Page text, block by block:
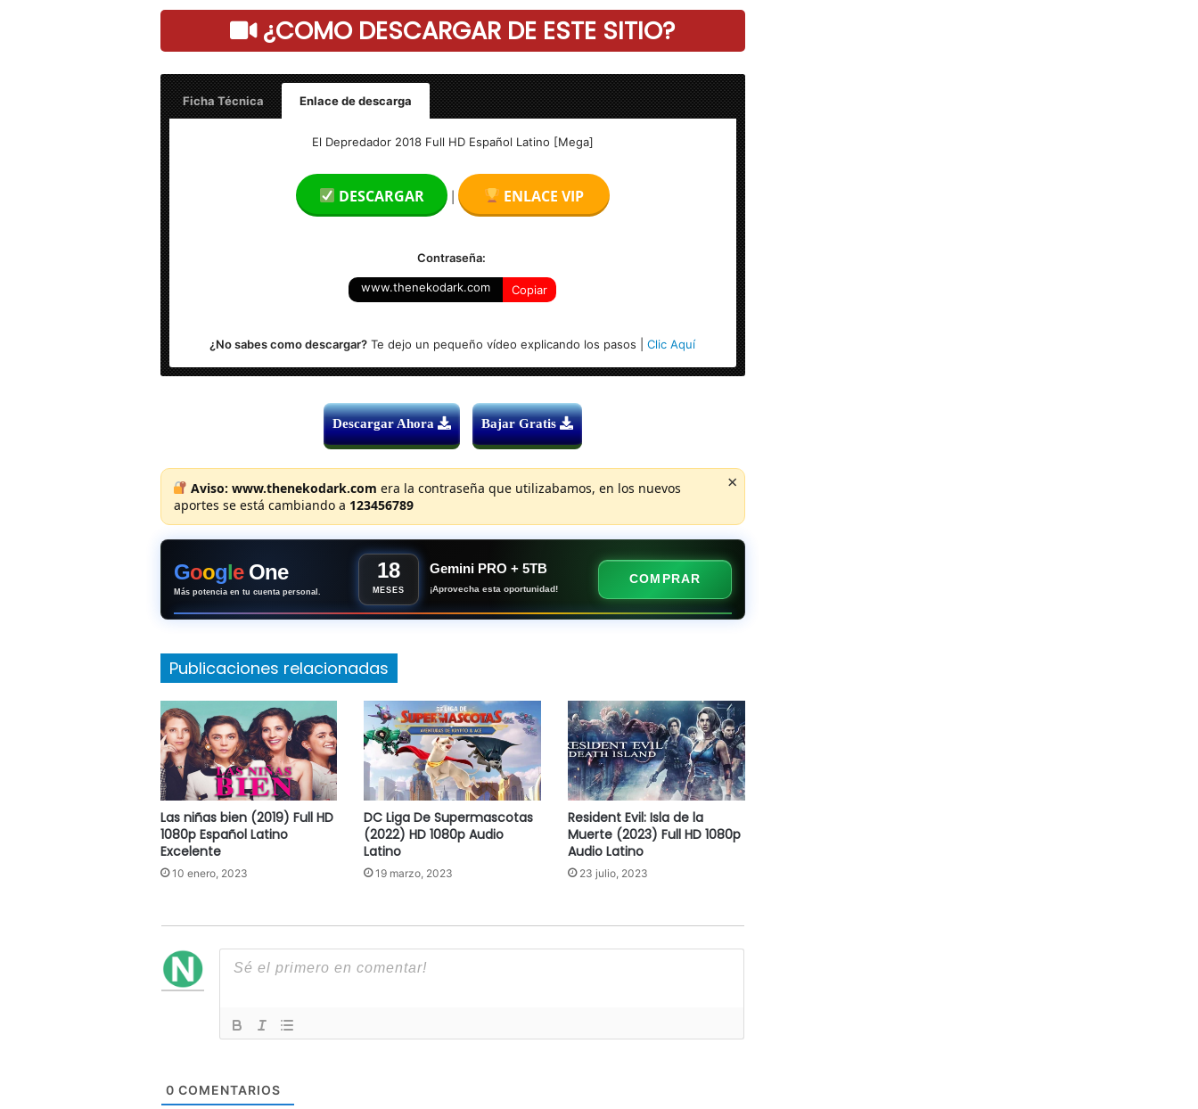
¿COMO DESCARGAR DE ESTE SITIO?
Ficha Técnica
Enlace de descarga
Calidad: HD 1080p Excelente
El Depredador 2018 Full HD Español Latino [Mega]
DESCARGAR | ENLACE VIP
Contraseña:
www.thenekodark.com Copiar
¿No sabes como descargar? Te dejo un pequeño vídeo explicando los pasos |Clic Aquí
Descargar Ahora Bajar Gratis
Aviso: www.thenekodark.com era la contraseña que utilizabamos, en los nuevos
aportes se está cambiando a 123456789
×
Google One
Más potencia en tu cuenta personal.
18
MESES
Gemini PRO + 5TB
¡Aprovecha esta oportunidad!
COMPRAR
Publicaciones relacionadas
Las niñas bien (2019) Full HD
1080p Español Latino
Excelente
10 enero, 2023
DC Liga De Supermascotas
(2022) HD 1080p Audio
Latino
19 marzo, 2023
Resident Evil: Isla de la
Muerte (2023) Full HD 1080p
Audio Latino
23 julio, 2023
0 COMENTARIOS